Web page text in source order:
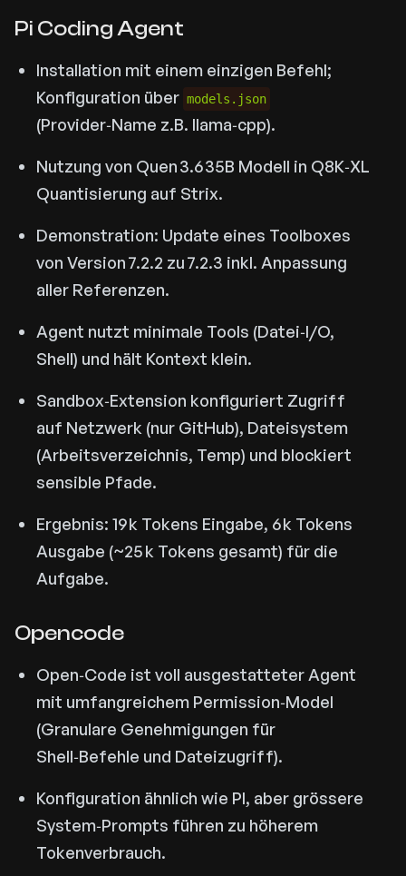
Pi Coding Agent
Installation mit einem einzigen Befehl;
Konfiguration über models.json
(Provider‑Name z.B. llama‑cpp).
Nutzung von Quen 3.6 35B Modell in Q8K‑XL
Quantisierung auf Strix.
Demonstration: Update eines Toolboxes
von Version 7.2.2 zu 7.2.3 inkl. Anpassung
aller Referenzen.
Agent nutzt minimale Tools (Datei‑I/O,
Shell) und hält Kontext klein.
Sandbox‑Extension konfiguriert Zugriff
auf Netzwerk (nur GitHub), Dateisystem
(Arbeitsverzeichnis, Temp) und blockiert
sensible Pfade.
Ergebnis: 19 k Tokens Eingabe, 6 k Tokens
Ausgabe (~25 k Tokens gesamt) für die
Aufgabe.
Opencode
Open‑Code ist voll ausgestatteter Agent
mit umfangreichem Permission‑Model
(Granulare Genehmigungen für
Shell‑Befehle und Dateizugriff).
Konfiguration ähnlich wie PI, aber grössere
System‑Prompts führen zu höherem
Tokenverbrauch.